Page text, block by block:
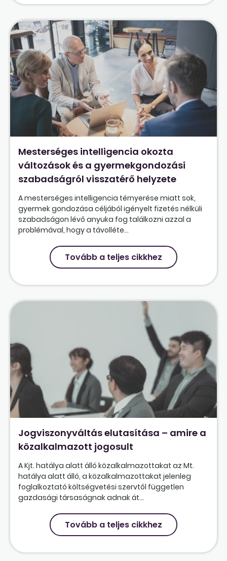
Mesterséges intelligencia okozta
változások és a gyermekgondozási
szabadságról visszatérő helyzete
A mesterséges intelligencia térnyerése miatt sok,
gyermek gondozása céljából igényelt fizetés nélküli
szabadságon lévő anyuka fog találkozni azzal a
problémával, hogy a távolléte...
Tovább a teljes cikkhez
Jogviszonyváltás elutasítása – amire a
közalkalmazott jogosult
A Kjt. hatálya alatt álló közalkalmazottakat az Mt.
hatálya alatt álló, a közalkalmazottakat jelenleg
foglalkoztató költségvetési szervtől független
gazdasági társaságnak adnak át...
Tovább a teljes cikkhez